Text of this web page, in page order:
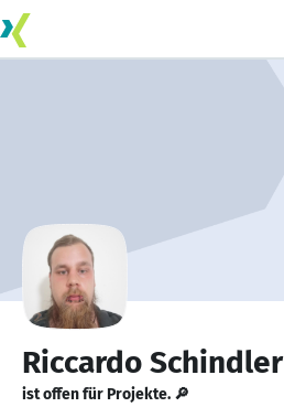
Riccardo Schindler
ist offen für Projekte. 🔎